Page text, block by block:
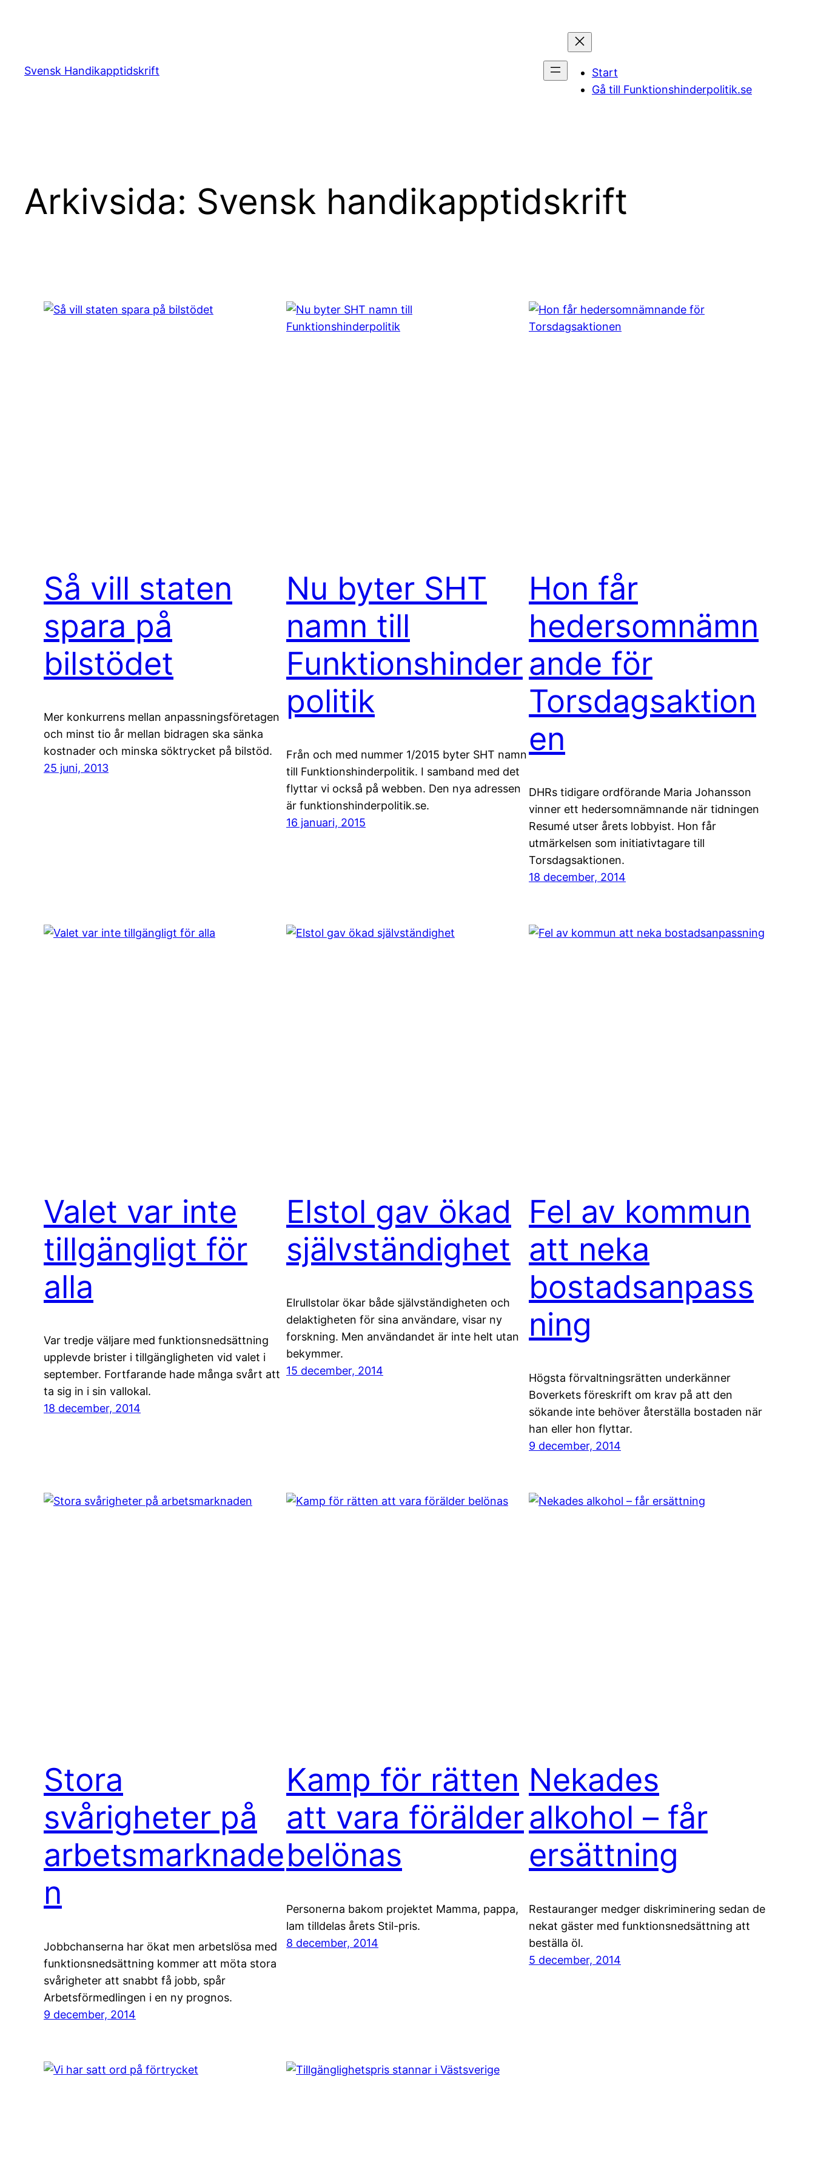
Svensk Handikapptidskrift
Start
Gå till Funktionshinderpolitik.se
Arkivsida: Svensk handikapptidskrift
Så vill staten
spara på
bilstödet
Mer konkurrens mellan anpassningsföretagen
och minst tio år mellan bidragen ska sänka
kostnader och minska söktrycket på bilstöd.
25 juni, 2013
Nu byter SHT
namn till
Funktionshinder
politik
Från och med nummer 1/2015 byter SHT namn
till Funktionshinderpolitik. I samband med det
flyttar vi också på webben. Den nya adressen
är funktionshinderpolitik.se.
16 januari, 2015
Hon får
hedersomnämn
ande för
Torsdagsaktion
en
DHRs tidigare ordförande Maria Johansson
vinner ett hedersomnämnande när tidningen
Resumé utser årets lobbyist. Hon får
utmärkelsen som initiativtagare till
Torsdagsaktionen.
18 december, 2014
Valet var inte
tillgängligt för
alla
Var tredje väljare med funktionsnedsättning
upplevde brister i tillgängligheten vid valet i
september. Fortfarande hade många svårt att
ta sig in i sin vallokal.
18 december, 2014
Elstol gav ökad
självständighet
Elrullstolar ökar både självständigheten och
delaktigheten för sina användare, visar ny
forskning. Men användandet är inte helt utan
bekymmer.
15 december, 2014
Fel av kommun
att neka
bostadsanpass
ning
Högsta förvaltningsrätten underkänner
Boverkets föreskrift om krav på att den
sökande inte behöver återställa bostaden när
han eller hon flyttar.
9 december, 2014
Stora
svårigheter på
arbetsmarknade
n
Jobbchanserna har ökat men arbetslösa med
funktionsnedsättning kommer att möta stora
svårigheter att snabbt få jobb, spår
Arbetsförmedlingen i en ny prognos.
9 december, 2014
Kamp för rätten
att vara förälder
belönas
Personerna bakom projektet Mamma, pappa,
lam tilldelas årets Stil-pris.
8 december, 2014
Nekades
alkohol – får
ersättning
Restauranger medger diskriminering sedan de
nekat gäster med funktionsnedsättning att
beställa öl.
5 december, 2014